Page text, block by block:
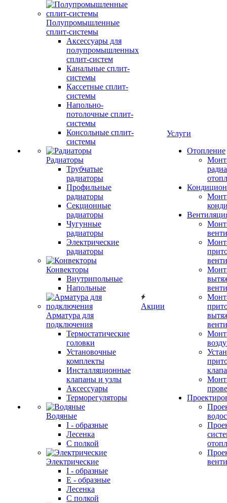
Полупромышленные
сплит-системы
Аксессуары для
полупромышленных
сплит-систем
Канальные сплит-
системы
Кассетные сплит-
системы
Напольно-
потолочные сплит-
системы
Консольные сплит-
системы
Радиаторы
Трубчатые
радиаторы
Профильные
радиаторы
Секционные
радиаторы
Чугунные
радиаторы
Электрические
радиаторы
Конвекторы
Внутрипольные
Напольные
Арматура для
подключения
Термостатические
головки
Установочные
комплекты
Инсталляционные
клапаны и узлы
Аксессуары
Терморегуляторы
Водяные
I - образные
Лесенка
С полкой
Электрические
I - образные
E - образные
Лесенка
С полкой
Акции
Услуги
Отопление